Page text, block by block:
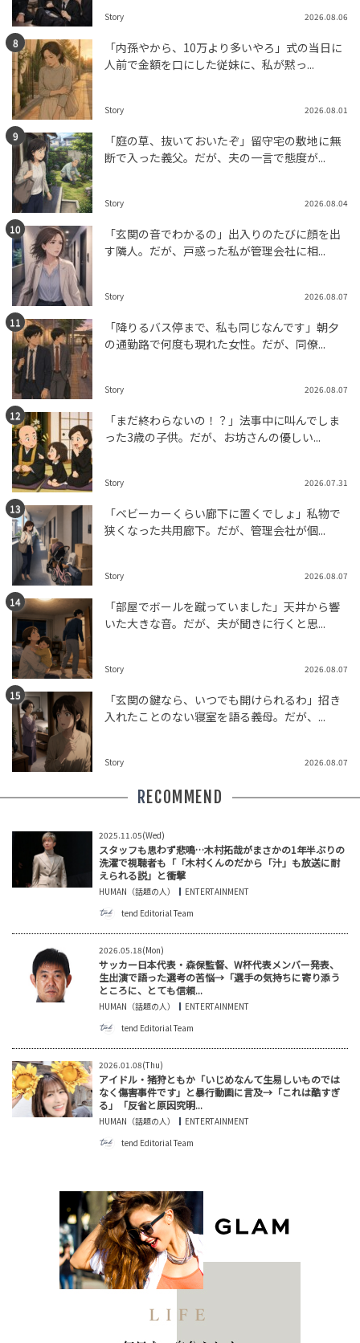
Story 2026.08.06
「内孫やから、10万より多いやろ」式の当日に
人前で金額を口にした従妹に、私が黙っ...
Story 2026.08.01
「庭の草、抜いておいたぞ」留守宅の敷地に無
断で入った義父。だが、夫の一言で態度が...
Story 2026.08.04
「玄関の音でわかるの」出入りのたびに顔を出
す隣人。だが、戸惑った私が管理会社に相...
Story 2026.08.07
「降りるバス停まで、私も同じなんです」朝夕
の通勤路で何度も現れた女性。だが、同僚...
Story 2026.08.07
「まだ終わらないの！？」法事中に叫んでしま
った3歳の子供。だが、お坊さんの優しい...
Story 2026.07.31
「ベビーカーくらい廊下に置くでしょ」私物で
狭くなった共用廊下。だが、管理会社が個...
Story 2026.08.07
「部屋でボールを蹴っていました」天井から響
いた大きな音。だが、夫が聞きに行くと思...
Story 2026.08.07
「玄関の鍵なら、いつでも開けられるわ」招き
入れたことのない寝室を語る義母。だが、...
Story 2026.08.07
RECOMMEND
2025.11.05(Wed)
スタッフも思わず悲鳴…木村拓哉がまさかの1年半ぶりの
洗濯で視聴者も「「木村くんのだから「汁」も放送に耐
えられる説」と衝撃
HUMAN（話題の人）
ENTERTAINMENT
tend Editorial Team
2026.05.18(Mon)
サッカー日本代表・森保監督、W杯代表メンバー発表、
生出演で語った選考の苦悩→「選手の気持ちに寄り添う
ところに、とても信頼...
HUMAN（話題の人）
ENTERTAINMENT
tend Editorial Team
2026.01.08(Thu)
アイドル・猪狩ともか「いじめなんて生易しいものでは
なく傷害事件です」と暴行動画に言及→「これは酷すぎ
る」「反省と原因究明...
HUMAN（話題の人）
ENTERTAINMENT
tend Editorial Team